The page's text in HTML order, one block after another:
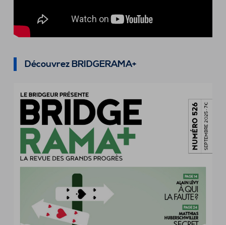
Découvrez BRIDGERAMA+